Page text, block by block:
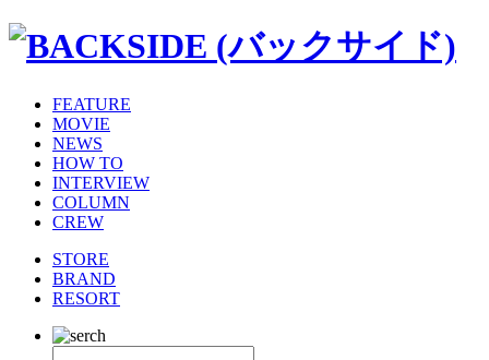
FEATURE
MOVIE
NEWS
HOW TO
INTERVIEW
COLUMN
CREW
STORE
BRAND
RESORT